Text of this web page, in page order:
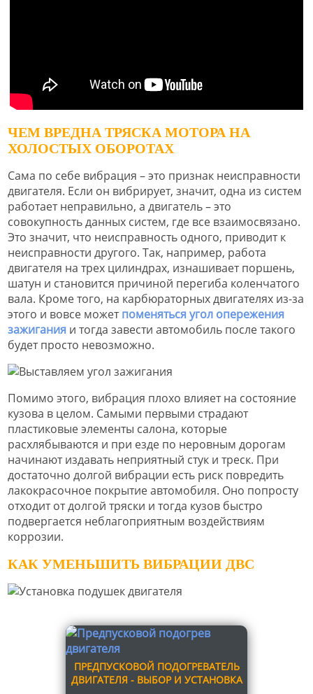
ЧЕМ ВРЕДНА ТРЯСКА МОТОРА НА
ХОЛОСТЫХ ОБОРОТАХ
Сама по себе вибрация – это признак неисправности
двигателя. Если он вибрирует, значит, одна из систем
работает неправильно, а двигатель – это
совокупность данных систем, где все взаимосвязано.
Это значит, что неисправность одного, приводит к
неисправности другого. Так, например, работа
двигателя на трех цилиндрах, изнашивает поршень,
шатун и становится причиной перегиба коленчатого
вала. Кроме того, на карбюраторных двигателях из-за
этого и вовсе можетпоменяться угол опережения
зажигания и тогда завести автомобиль после такого
будет просто невозможно.
Помимо этого, вибрация плохо влияет на состояние
кузова в целом. Самыми первыми страдают
пластиковые элементы салона, которые
расхлябываются и при езде по неровным дорогам
начинают издавать неприятный стук и треск. При
достаточно долгой вибрации есть риск повредить
лакокрасочное покрытие автомобиля. Оно попросту
отходит от долгой тряски и тогда кузов быстро
подвергается неблагоприятным воздействиям
коррозии.
КАК УМЕНЬШИТЬ ВИБРАЦИИ ДВС
ПРЕДПУСКОВОЙ ПОДОГРЕВАТЕЛЬ
ДВИГАТЕЛЯ - ВЫБОР И УСТАНОВКА